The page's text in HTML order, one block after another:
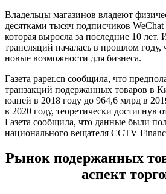
Владельцы магазинов владеют
десятками тысяч подписчиков
которая выросла за последние 10
трансляций началась в прошлом году,
новые возможности для бизнеса.
Газета paper.cn сообщила, что
транзакций подержанных товаров в
юаней в 2018 году до 964,6 млрд в
в 2020 году, теоретически достигнув
Газета сообщила, что данные были
национального вещателя CCTV
Рынок подержанных
аспект